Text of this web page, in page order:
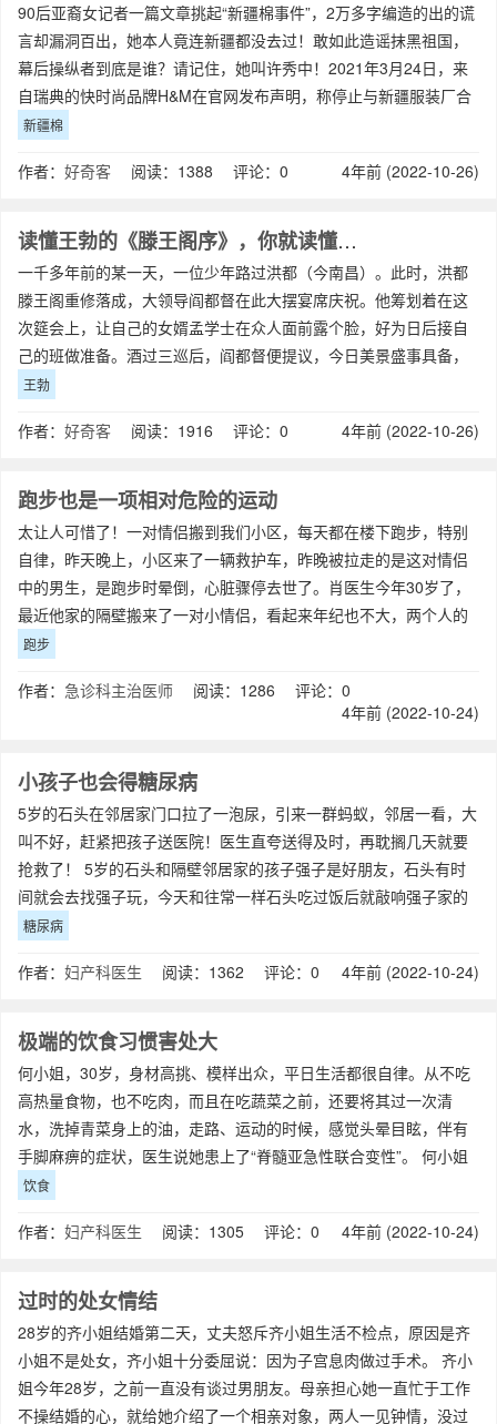
90后亚裔女记者一篇文章挑起“新疆棉事件”，2万多字编造的出的谎
言却漏洞百出，她本人竟连新疆都没去过！敢如此造谣抹黑祖国，
幕后操纵者到底是谁？请记住，她叫许秀中！2021年3月24日，来
自瑞典的快时尚品牌H&M在官网发布声明，称停止与新疆服装厂合
作，并拒绝使用新
新疆棉
作者： 好奇客 阅读：1388 评论：0 4年前 (2022-10-26)
读懂王勃的《滕王阁序》，你就读懂了无常、孤独和命运
一千多年前的某一天，一位少年路过洪都（今南昌）。此时，洪都
滕王阁重修落成，大领导阎都督在此大摆宴席庆祝。他筹划着在这
次筵会上，让自己的女婿孟学士在众人面前露个脸，好为日后接自
己的班做准备。酒过三巡后，阎都督便提议，今日美景盛事具备，
大家何不在此为滕王阁做个序呢？早就看清
王勃
作者： 好奇客 阅读：1916 评论：0 4年前 (2022-10-26)
跑步也是一项相对危险的运动
太让人可惜了！一对情侣搬到我们小区，每天都在楼下跑步，特别
自律，昨天晚上，小区来了一辆救护车，昨晚被拉走的是这对情侣
中的男生，是跑步时晕倒，心脏骤停去世了。肖医生今年30岁了，
最近他家的隔壁搬来了一对小情侣，看起来年纪也不大，两个人的
感情看起来非常要好。有时候肖医生下晚
跑步
作者： 急诊科主治医师 阅读：1286 评论：0
4年前 (2022-10-24)
小孩子也会得糖尿病
5岁的石头在邻居家门口拉了一泡尿，引来一群蚂蚁，邻居一看，大
叫不好，赶紧把孩子送医院！医生直夸送得及时，再耽搁几天就要
抢救了！ 5岁的石头和隔壁邻居家的孩子强子是好朋友，石头有时
间就会去找强子玩，今天和往常一样石头吃过饭后就敲响强子家的
门。 “来啦来
糖尿病
作者： 妇产科医生 阅读：1362 评论：0 4年前 (2022-10-24)
极端的饮食习惯害处大
何小姐，30岁，身材高挑、模样出众，平日生活都很自律。从不吃
高热量食物，也不吃肉，而且在吃蔬菜之前，还要将其过一次清
水，洗掉青菜身上的油，走路、运动的时候，感觉头晕目眩，伴有
手脚麻痹的症状，医生说她患上了“脊髓亚急性联合变性”。 何小姐
是一个网络主播，今年三十
饮食
作者： 妇产科医生 阅读：1305 评论：0 4年前 (2022-10-24)
过时的处女情结
28岁的齐小姐结婚第二天，丈夫怒斥齐小姐生活不检点，原因是齐
小姐不是处女，齐小姐十分委屈说：因为子宫息肉做过手术。 齐小
姐今年28岁，之前一直没有谈过男朋友。母亲担心她一直忙于工作
不操结婚的心，就给她介绍了一个相亲对象，两人一见钟情，没过